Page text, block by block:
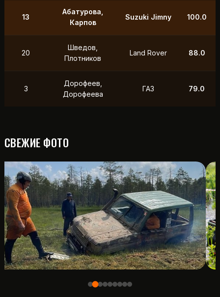
Маслов, Ходько
Петухов
Фердман